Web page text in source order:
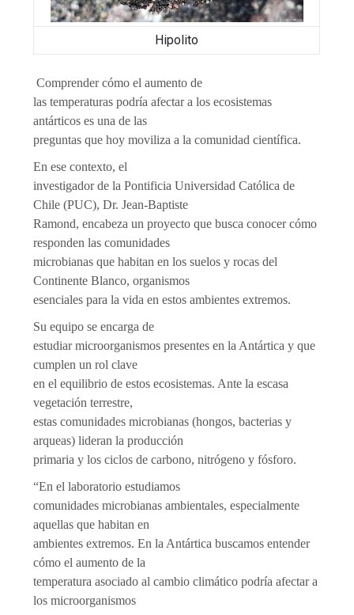
Hipolito
Comprender cómo el aumento de
las temperaturas podría afectar a los ecosistemas
antárticos es una de las
preguntas que hoy moviliza a la comunidad científica.
En ese contexto, el
investigador de la Pontificia Universidad Católica de
Chile (PUC), Dr. Jean-Baptiste
Ramond, encabeza un proyecto que busca conocer cómo
responden las comunidades
microbianas que habitan en los suelos y rocas del
Continente Blanco, organismos
esenciales para la vida en estos ambientes extremos.
Su equipo se encarga de
estudiar microorganismos presentes en la Antártica y que
cumplen un rol clave
en el equilibrio de estos ecosistemas. Ante la escasa
vegetación terrestre,
estas comunidades microbianas (hongos, bacterias y
arqueas) lideran la producción
primaria y los ciclos de carbono, nitrógeno y fósforo.
“En el laboratorio estudiamos
comunidades microbianas ambientales, especialmente
aquellas que habitan en
ambientes extremos. En la Antártica buscamos entender
cómo el aumento de la
temperatura asociado al cambio climático podría afectar a
los microorganismos